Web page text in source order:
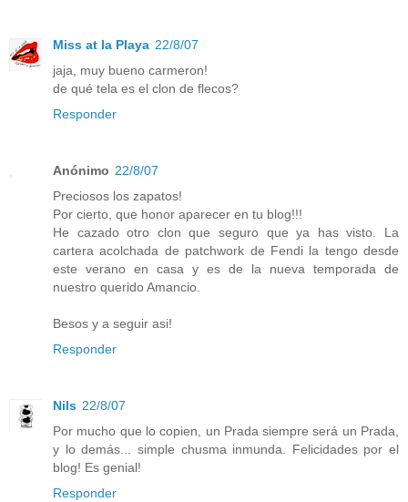
Miss at la Playa 22/8/07
jaja, muy bueno carmeron!
de qué tela es el clon de flecos?
Responder
Anónimo 22/8/07
Preciosos los zapatos!
Por cierto, que honor aparecer en tu blog!!!
He cazado otro clon que seguro que ya has visto. La
cartera acolchada de patchwork de Fendi la tengo desde
este verano en casa y es de la nueva temporada de
nuestro querido Amancio.
Besos y a seguir asi!
Responder
Nils 22/8/07
Por mucho que lo copien, un Prada siempre será un Prada,
y lo demás... simple chusma inmunda. Felicidades por el
blog! Es genial!
Responder